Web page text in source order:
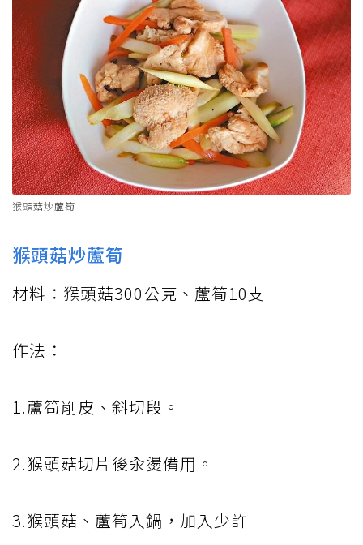
猴頭菇炒蘆筍
猴頭菇炒蘆筍
材料：猴頭菇300公克、蘆筍10支
作法：
1.蘆筍削皮、斜切段。
2.猴頭菇切片後汆燙備用。
3.猴頭菇、蘆筍入鍋，加入少許